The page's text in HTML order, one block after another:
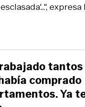
tantos
comprado
Ya